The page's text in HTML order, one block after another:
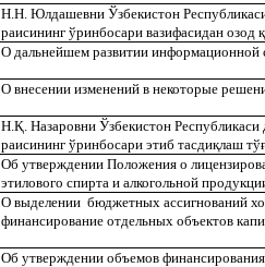
Н.Н. Юлдашевни Ўзбекистон
раисининг ўринбосари вазифасидан озод қ
О дальнейшем развитии информационной
О внесении изменений в некоторые
Н.Қ. Назаровни Ўзбекистон
раисининг ўринбосари этиб тасдиқлаш тўғ
Об утверждении Положения о
этилового спирта и алкогольной
О выделении бюджетных ассигнований
финансирование отдельных объектов
Об утверждении объемов